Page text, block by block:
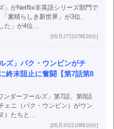
」がNetflix非英語シリーズ部門で
素晴らしき新世界」が3位、
た」が4位...
[05月27日07時28分]
ズ」パク・ウンビンがチ
終末阻止に奮闘【第7話第8
ンダーフールズ」第7話、第8話
ェニ（パク・ウンビン）がウン
）たちと...
[05月20日18時10分]